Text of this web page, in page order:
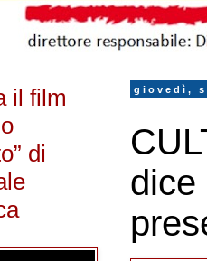
giovedì,
dice
il film
di